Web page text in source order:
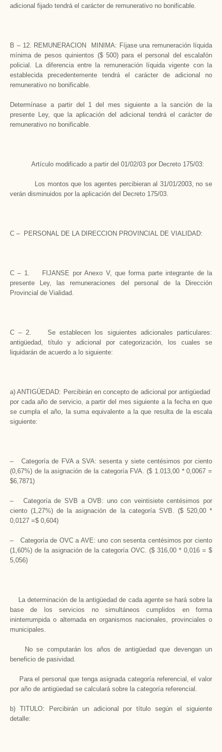
adicional fijado tendrá el carácter de remunerativo no bonificable.
B – 12. REMUNERACION MINIMA: Fíjase una remuneración líquida
mínima de pesos quinientos ($ 500) para el personal del escalafón
policial. La diferencia entre la remuneración líquida vigente con la
establecida precedentemente tendrá el carácter de adicional no
remunerativo no bonificable.
Determínase a partir del 1 del mes siguiente a la sanción de la
presente Ley, que la aplicación del adicional tendrá el carácter de
remunerativo no bonificable.
Artículo modificado a partir del 01/02/03 por Decreto 175/03:
Los montos que los agentes percibieran al 31/01/2003, no se
verán disminuidos por la aplicación del Decreto 175/03.
C – PERSONAL DE LA DIRECCION PROVINCIAL DE VIALIDAD:
C – 1. FIJANSE por Anexo V, que forma parte integrante de la
presente Ley, las remuneraciones del personal de la Dirección
Provincial de Vialidad.
C – 2. Se establecen los siguientes adicionales particulares:
antigüedad, título y adicional por categorización, los cuales se
liquidarán de acuerdo a lo siguiente:
a) ANTIGÜEDAD: Percibirán en concepto de adicional por antigüedad
por cada año de servicio, a partir del mes siguiente a la fecha en que
se cumpla el año, la suma equivalente a la que resulta de la escala
siguiente:
– Categoría de FVA a SVA: sesenta y siete centésimos por ciento
(0,67%) de la asignación de la categoría FVA. ($ 1.013,00 * 0,0067 =
$6,7871)
– Categoría de SVB a OVB: uno con veintisiete centésimos por
ciento (1,27%) de la asignación de la categoría SVB. ($ 520,00 *
0,0127 =$ 0,604)
– Categoría de OVC a AVE: uno con sesenta centésimos por ciento
(1,60%) de la asignación de la categoría OVC. ($ 316,00 * 0,016 = $
5,056)
La determinación de la antigüedad de cada agente se hará sobre la
base de los servicios no simultáneos cumplidos en forma
ininterrumpida o alternada en organismos nacionales, provinciales o
municipales.
No se computarán los años de antigüedad que devengan un
beneficio de pasividad.
Para el personal que tenga asignada categoría referencial, el valor
por año de antigüedad se calculará sobre la categoría referencial.
b) TITULO: Percibirán un adicional por título según el siguiente
detalle: